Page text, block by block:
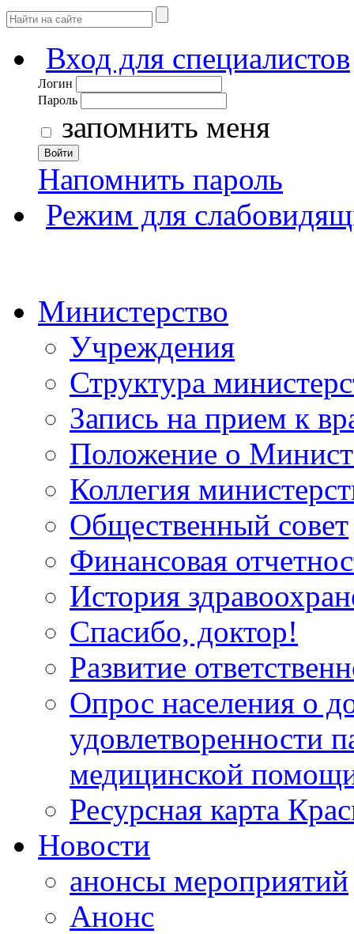
Вход для специалистов
Логин
Пароль
запомнить меня
Войти
Напомнить пароль
Режим для
Министерство
Учреждения
Структура
Запись на прием к
Положение о
Коллегия
Общественный совет
Финансовая
История
Спасибо, доктор!
Развитие
Опрос населения о
удовлетворенности
медицинской
Ресурсная карта
Новости
анонсы мероприятий
Анонс